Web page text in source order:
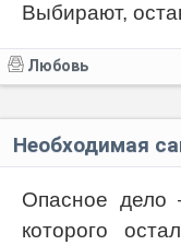
Выбирают,
Любовь
Необходимая
Опасное дело
которого